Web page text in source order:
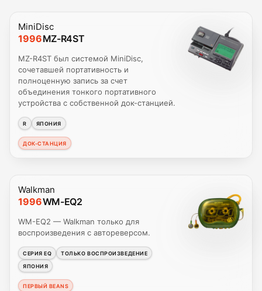
MiniDisc
1996MZ-R4ST
MZ-R4ST был системой MiniDisc,
сочетавшей портативность и
полноценную запись за счет
объединения тонкого портативного
устройства с собственной док-станцией.
R ЯПОНИЯ
ДОК-СТАНЦИЯ
Walkman
1996WM-EQ2
WM-EQ2 — Walkman только для
воспроизведения с автореверсом.
СЕРИЯ EQ
ТОЛЬКО ВОСПРОИЗВЕДЕНИЕ
ЯПОНИЯ
ПЕРВЫЙ BEANS